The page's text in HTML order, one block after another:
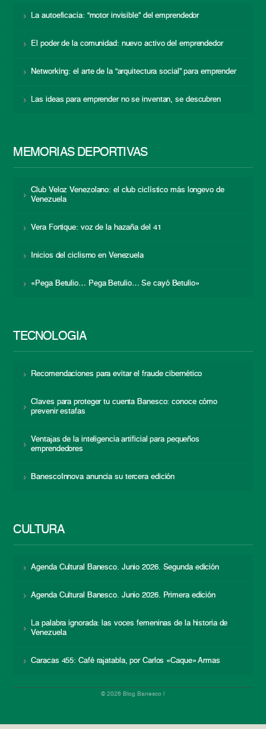
La autoeficacia: “motor invisible” del emprendedor
El poder de la comunidad: nuevo activo del emprendedor
Networking: el arte de la “arquitectura social” para emprender
Las ideas para emprender no se inventan, se descubren
MEMORIAS DEPORTIVAS
Club Veloz Venezolano: el club ciclístico más longevo de
Venezuela
Vera Fortique: voz de la hazaña del 41
Inicios del ciclismo en Venezuela
«Pega Betulio… Pega Betulio… Se cayó Betulio»
TECNOLOGÍA
Recomendaciones para evitar el fraude cibernético
Claves para proteger tu cuenta Banesco: conoce cómo
prevenir estafas
Ventajas de la inteligencia artificial para pequeños
emprendedores
BanescoInnova anuncia su tercera edición
CULTURA
Agenda Cultural Banesco. Junio 2026. Segunda edición
Agenda Cultural Banesco. Junio 2026. Primera edición
La palabra ignorada: las voces femeninas de la historia de
Venezuela
Caracas 455: Café rajatabla, por Carlos «Caque» Armas
© 2026 Blog Banesco |